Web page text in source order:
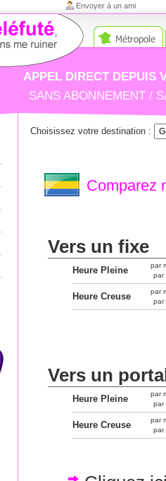
Envoyer à un ami
APPEL DIRECT DEPUIS
SANS ABONNEMENT /
Choisissez votre destination :
Comparez
Vers un fixe
Heure Pleine
par
par
Heure Creuse
par
par
Vers un
Heure Pleine
par
par
Heure Creuse
par
par